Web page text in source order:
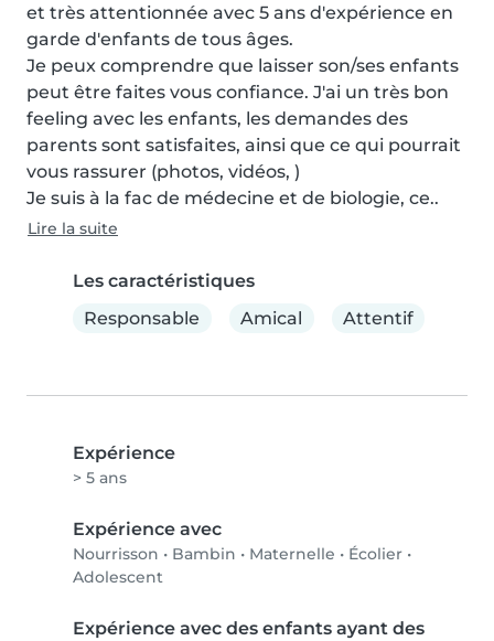
et très attentionnée avec 5 ans d'expérience en
garde d'enfants de tous âges.
Je peux comprendre que laisser son/ses enfants
peut être faites vous confiance. J'ai un très bon
feeling avec les enfants, les demandes des
parents sont satisfaites, ainsi que ce qui pourrait
vous rassurer (photos, vidéos, )
Je suis à la fac de médecine et de biologie, ce..
Lire la suite
Les caractéristiques
Responsable
Amical Attentif
Expérience
> 5 ans
Expérience avec
Nourrisson • Bambin • Maternelle • Écolier •
Adolescent
Expérience avec des enfants ayant des